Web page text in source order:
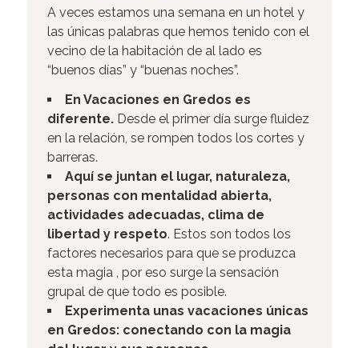
A veces estamos una semana en un hotel y
las únicas palabras que hemos tenido con el
vecino de la habitación de al lado es
“buenos días” y “buenas noches”.
En Vacaciones en Gredos es
diferente.Desde el primer día surge fluidez
en la relación, se rompen todos los cortes y
barreras.
Aquí se juntan el lugar, naturaleza,
personas con mentalidad abierta,
actividades adecuadas, clima de
libertad y respeto. Estos son todos los
factores necesarios para que se produzca
esta magia , por eso surge la sensación
grupal de que todo es posible.
Experimenta unas vacaciones únicas
en Gredos: conectando con la magia